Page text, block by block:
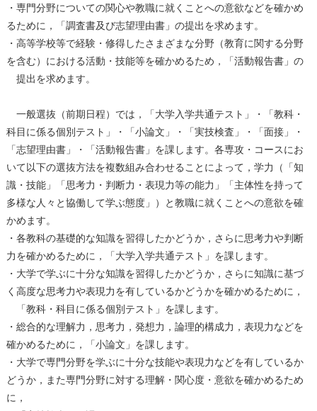
・専⾨分野についての関⼼や教職に就くことへの意欲などを確かめ
るために，「調査書及び志望理由書」の提出を求めます。
・⾼等学校等で経験・修得したさまざまな分野（教育に関する分野
を含む）における活動・技能等を確かめるため，「活動報告書」の
提出を求めます。
⼀般選抜（前期⽇程）では，「⼤学⼊学共通テスト」・「教科・
科目に係る個別テスト」・「⼩論⽂」・「実技検査」・「⾯接」・
「志望理由書」・「活動報告書」を課します。各専攻・コースにお
いて以下の選抜⽅法を複数組み合わせることによって，学⼒（「知
識・技能」「思考⼒・判断⼒・表現⼒等の能⼒」「主体性を持って
多様な⼈々と協働して学ぶ態度」）と教職に就くことへの意欲を確
かめます。
・各教科の基礎的な知識を習得したかどうか，さらに思考⼒や判断
⼒を確かめるために，「⼤学⼊学共通テスト」を課します。
・⼤学で学ぶに⼗分な知識を習得したかどうか，さらに知識に基づ
く⾼度な思考⼒や表現⼒を有しているかどうかを確かめるために，
「教科・科目に係る個別テスト」を課します。
・総合的な理解⼒，思考⼒，発想⼒，論理的構成⼒，表現⼒などを
確かめるために，「⼩論⽂」を課します。
・⼤学で専⾨分野を学ぶに⼗分な技能や表現⼒などを有しているか
どうか，また専⾨分野に対する理解・関⼼度・意欲を確かめるため
に，